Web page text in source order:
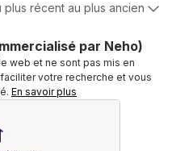
plus récent au plus ancien
par Neho)
web et ne sont pas mis en
votre recherche et vous
En savoir plus